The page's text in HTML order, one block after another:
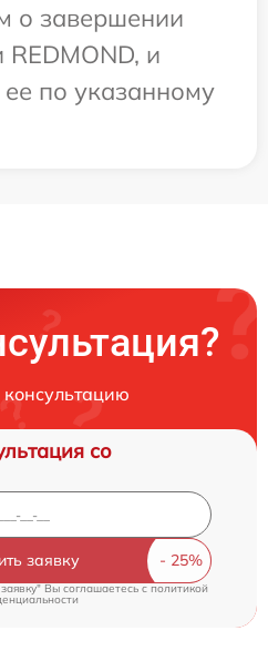
о завершении
и
ее по указанному
со
заявку
Вы соглашаетесь c политикой